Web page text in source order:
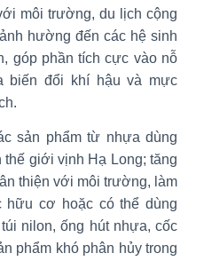
môi trường, du lịch cộng
hường đến các hệ sinh
góp phần tích cực vào nỗ
biến đổi khí hậu và mực
sản phẩm từ nhựa dùng
thế giới vịnh Hạ Long; tăng
thiện với môi trường, làm
hữu cơ hoặc có thể dùng
nilon, ống hút nhựa, cốc
phẩm khó phân hủy trong